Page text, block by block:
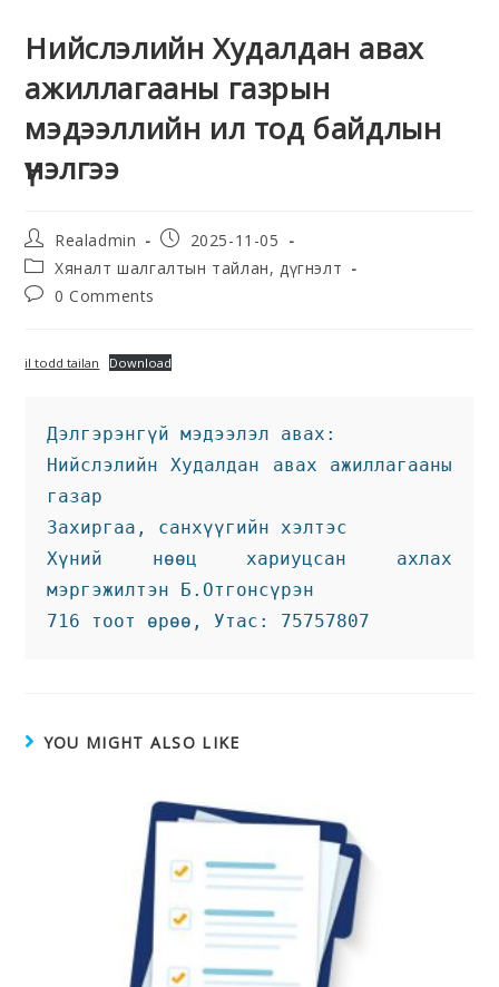
Нийслэлийн Худалдан авах
ажиллагааны газрын
мэдээллийн ил тод байдлын
үнэлгээ
Realadmin
2025-11-05
Хяналт шалгалтын тайлан, дүгнэлт
0 Comments
il todd tailan Download
Дэлгэрэнгүй мэдээлэл авах:
Нийслэлийн Худалдан авах ажиллагааны
газар
Захиргаа, санхүүгийн хэлтэс
Хүний нөөц хариуцсан ахлах
мэргэжилтэн Б.Отгонсүрэн
716 тоот өрөө, Утас: 75757807
YOU MIGHT ALSO LIKE